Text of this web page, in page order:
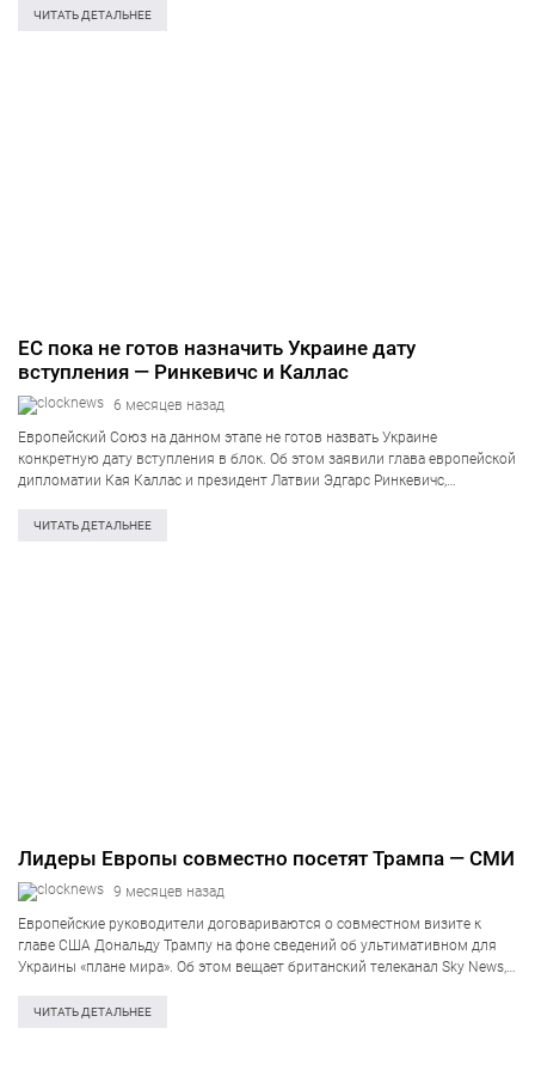
сообщает The Portugal News. Такое постановление приняли с целью
ЧИТАТЬ ДЕТАЛЬНЕЕ
ЕС пока не готов назначить Украине дату
вступления — Ринкевичс и Каллас
6 месяцев назад
Европейский Союз на данном этапе не готов назвать Украине
конкретную дату вступления в блок. Об этом заявили глава европейской
дипломатии Кая Каллас и президент Латвии Эдгарс Ринкевичс,
процесс интеграции должен…
ЧИТАТЬ ДЕТАЛЬНЕЕ
Лидеры Европы совместно посетят Трампа — СМИ
9 месяцев назад
Европейские руководители договариваются о совместном визите к
главе США Дональду Трампу на фоне сведений об ультимативном для
Украины «плане мира». Об этом вещает британский телеканал Sky News,
Британии Кэр Стармер обсуждал вероятность поездки…
ЧИТАТЬ ДЕТАЛЬНЕЕ